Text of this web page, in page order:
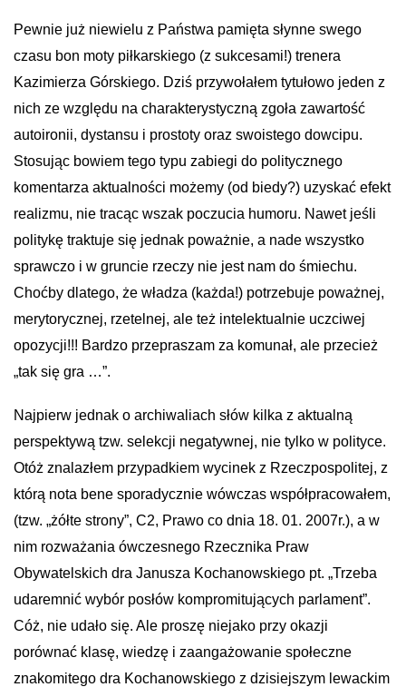
Pewnie już niewielu z Państwa pamięta słynne swego
czasu bon moty piłkarskiego (z sukcesami!) trenera
Kazimierza Górskiego. Dziś przywołałem tytułowo jeden z
nich ze względu na charakterystyczną zgoła zawartość
autoironii, dystansu i prostoty oraz swoistego dowcipu.
Stosując bowiem tego typu zabiegi do politycznego
komentarza aktualności możemy (od biedy?) uzyskać efekt
realizmu, nie tracąc wszak poczucia humoru. Nawet jeśli
politykę traktuje się jednak poważnie, a nade wszystko
sprawczo i w gruncie rzeczy nie jest nam do śmiechu.
Choćby dlatego, że władza (każda!) potrzebuje poważnej,
merytorycznej, rzetelnej, ale też intelektualnie uczciwej
opozycji!!! Bardzo przepraszam za komunał, ale przecież
„tak się gra …”.
Najpierw jednak o archiwaliach słów kilka z aktualną
perspektywą tzw. selekcji negatywnej, nie tylko w polityce.
Otóż znalazłem przypadkiem wycinek z Rzeczpospolitej, z
którą nota bene sporadycznie wówczas współpracowałem,
(tzw. „żółte strony”, C2, Prawo co dnia 18. 01. 2007r.), a w
nim rozważania ówczesnego Rzecznika Praw
Obywatelskich dra Janusza Kochanowskiego pt. „Trzeba
udaremnić wybór posłów kompromitujących parlament”.
Cóż, nie udało się. Ale proszę niejako przy okazji
porównać klasę, wiedzę i zaangażowanie społeczne
znakomitego dra Kochanowskiego z dzisiejszym lewackim